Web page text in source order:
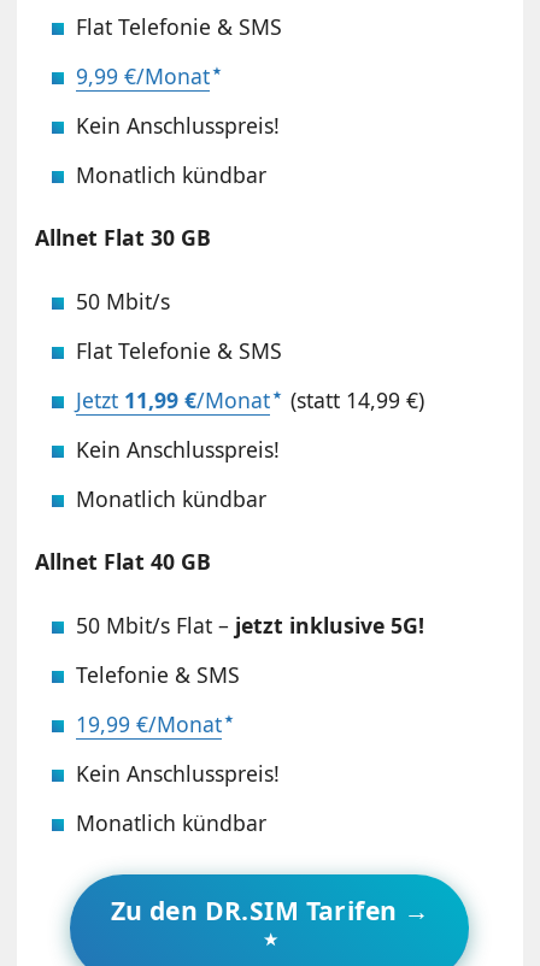
Flat Telefonie & SMS
9,99 €/Monat
Kein Anschlusspreis!
Monatlich kündbar
Allnet Flat 30 GB
50 Mbit/s
Flat Telefonie & SMS
Jetzt 11,99 €/Monat
(statt 14,99 €)
Kein Anschlusspreis!
Monatlich kündbar
Allnet Flat 40 GB
50 Mbit/s Flat – jetzt inklusive 5G!
Telefonie & SMS
19,99 €/Monat
Kein Anschlusspreis!
Monatlich kündbar
Zu den DR.SIM Tarifen →